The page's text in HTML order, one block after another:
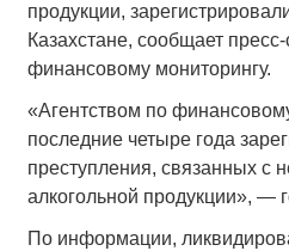
продукции,
Казахстане, сообщает
финансовому мониторингу.
«Агентством по
последние четыре года
преступления, связанных с
алкогольной продукции», —
По информации,